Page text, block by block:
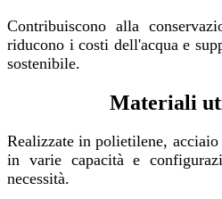
Contribuiscono alla
riducono i costi dell'acqua e
sostenibile.
Materiali
Realizzate in polietilene,
in varie capacità e
necessità.